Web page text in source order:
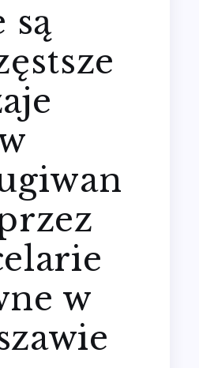
są
w